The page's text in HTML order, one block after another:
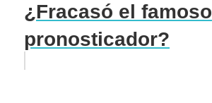
¿Fracasó el famoso
pronosticador?